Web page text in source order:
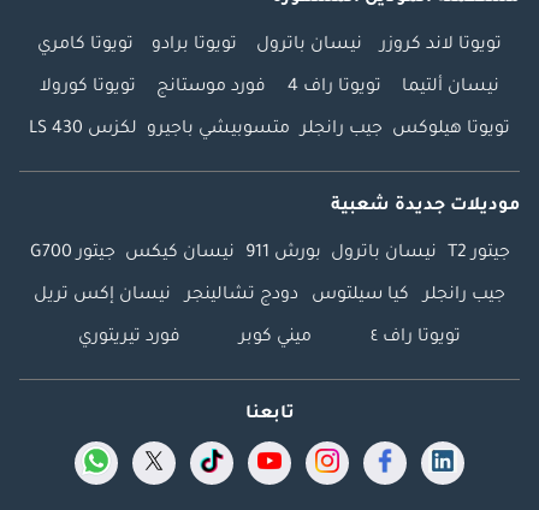
تويوتا لاند كروزر نيسان باترول تويوتا برادو تويوتا كامري
نيسان ألتيما تويوتا راف 4 فورد موستانج تويوتا كورولا
تويوتا هيلوكس جيب رانجلر متسوبيشي باجيرو لكزس LS 430
موديلات جديدة شعبية
جيتور T2 نيسان باترول بورش 911 نيسان كيكس جيتور G700
جيب رانجلر كيا سيلتوس دودج تشالينجر نيسان إكس تريل
تويوتا راف ٤ ميني كوبر فورد تيريتوري
تابعنا